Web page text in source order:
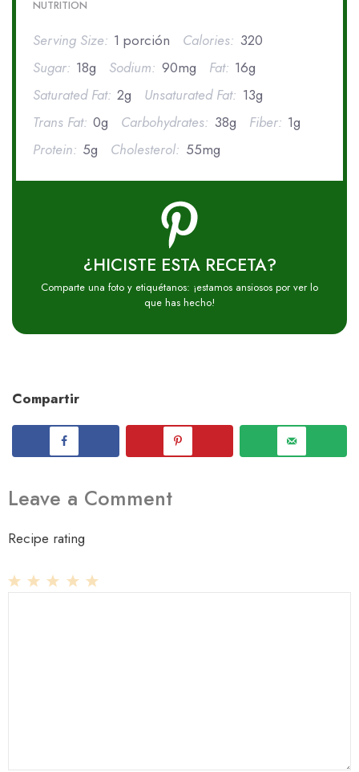
NUTRITION
Serving Size: 1 porción Calories: 320
Sugar: 18g Sodium: 90mg Fat: 16g
Saturated Fat: 2g Unsaturated Fat: 13g
Trans Fat: 0g Carbohydrates: 38g Fiber: 1g
Protein: 5g Cholesterol: 55mg
¿HICISTE ESTA RECETA?
Comparte una foto y etiquétanos: ¡estamos ansiosos por ver lo
que has hecho!
Compartir
Leave a Comment
Recipe rating